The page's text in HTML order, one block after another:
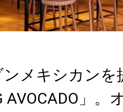
メキシカンを
AVOCADO」。